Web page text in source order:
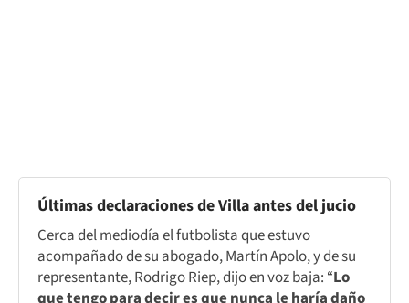
Últimas declaraciones de Villa antes del jucio
Cerca del mediodía el futbolista que estuvo
acompañado de su abogado, Martín Apolo, y de su
representante, Rodrigo Riep, dijo en voz baja: “Lo
que tengo para decir es que nunca le haría daño